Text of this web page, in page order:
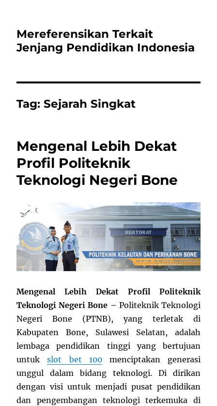
Mereferensikan Terkait
Jenjang Pendidikan Indonesia
Tag:Sejarah Singkat
Mengenal Lebih Dekat
Profil Politeknik
Teknologi Negeri Bone
Mengenal Lebih Dekat Profil Politeknik
Teknologi Negeri Bone – Politeknik Teknologi
Negeri Bone (PTNB), yang terletak di
Kabupaten Bone, Sulawesi Selatan, adalah
lembaga pendidikan tinggi yang bertujuan
untukslot bet 100menciptakan generasi
unggul dalam bidang teknologi. Di dirikan
dengan visi untuk menjadi pusat pendidikan
dan pengembangan teknologi terkemuka di